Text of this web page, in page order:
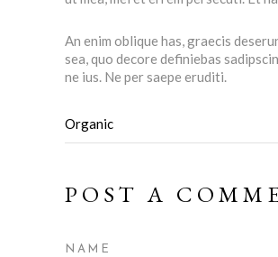
An enim oblique has, graecis
sea, quo decore definiebas
ne ius. Ne per saepe eruditi.
Organic
POST A